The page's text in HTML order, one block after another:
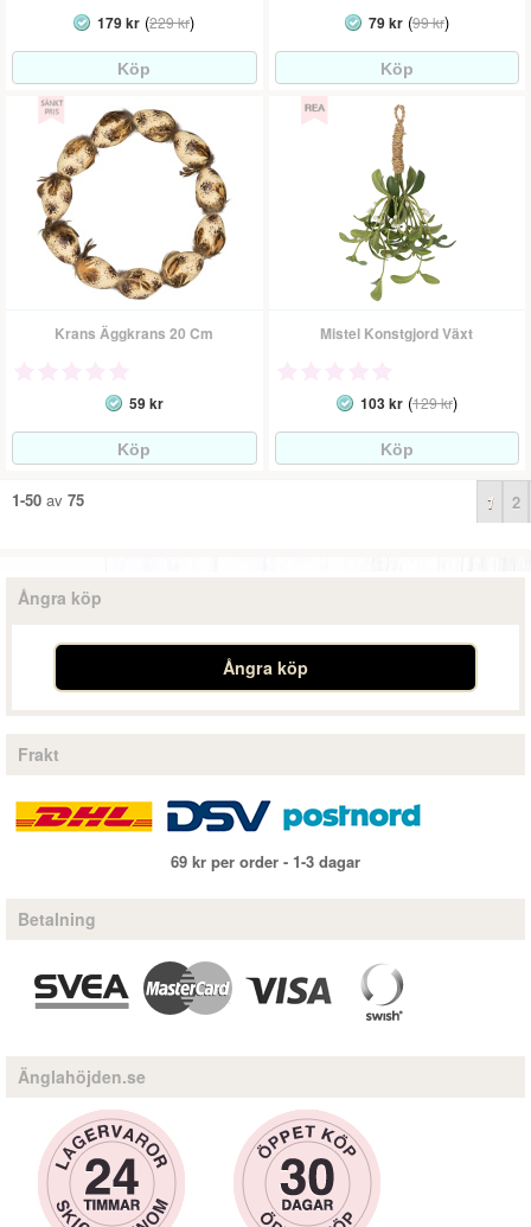
179 kr (229 kr) 79 kr(99 kr)
Krans Äggkrans 20 Cm
59 kr
Mistel Konstgjord Växt
103 kr(129 kr)
1-50 av 75 1 2
Ångra köp
Ångra köp
Frakt
69 kr per order - 1-3 dagar
Betalning
Änglahöjden.se